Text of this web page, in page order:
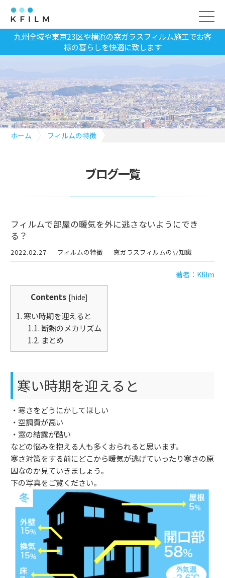
九州全域や東京23区や横浜の窓ガラスフィルム施工でお客
様の暮らしを快適に致します
ホーム
フィルムの特徴
ブログ一覧
フィルムで部屋の暖気を外に逃さないようにでき
る？
2022.02.27 フィルムの特徴 窓ガラスフィルムの豆知識
著者：Kfilm
Contents [hide]
1.寒い時期を迎えると
1.1. 断熱のメカリズム
1.2. まとめ
寒い時期を迎えると
・寒さをどうにかしてほしい
・空調費が高い
・窓の結露が酷い
などの悩みを抱える人も多くおられると思います。
寒さ対策をする前にどこから暖気が逃げていったり寒さの原
因なのか見ていきましょう。
下の写真をご覧ください。